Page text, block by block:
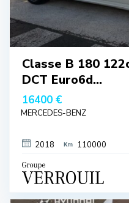
Classe B 180
DCT Euro6d...
16400 €
MERCEDES-BENZ
2018 110000